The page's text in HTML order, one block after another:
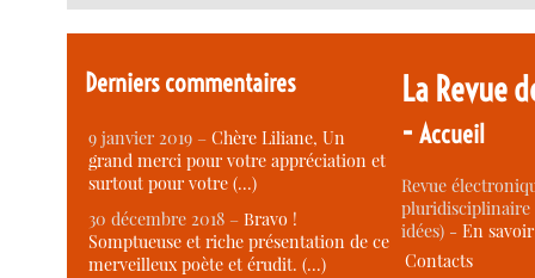
Derniers commentaires
9 janvier 2019 –Chère Liliane, Un
grand merci pour votre appréciation et
surtout pour votre (…)
30 décembre 2018 –Bravo !
Somptueuse et riche présentation de ce
merveilleux poète et érudit. (…)
La Revue
-Accueil
Revue
idées) -En
Contacts